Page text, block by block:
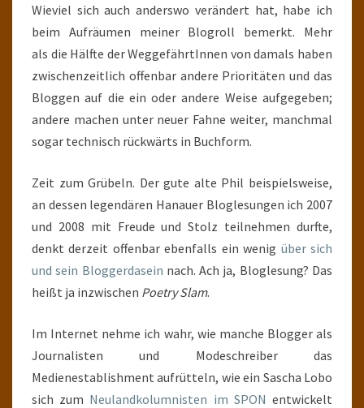
Wieviel sich auch anderswo verändert hat, habe ich
beim Aufräumen meiner Blogroll bemerkt. Mehr
als die Hälfte der WeggefährtInnen von damals haben
zwischenzeitlich offenbar andere Prioritäten und das
Bloggen auf die ein oder andere Weise aufgegeben;
andere machen unter neuer Fahne weiter, manchmal
sogar technisch rückwärts in Buchform.
Zeit zum Grübeln. Der gute alte Phil beispielsweise,
an dessen legendären Hanauer Bloglesungen ich 2007
und 2008 mit Freude und Stolz teilnehmen durfte,
denkt derzeit offenbar ebenfalls ein wenig über sich
und sein Bloggerdasein nach. Ach ja, Bloglesung? Das
heißt ja inzwischen Poetry Slam.
Im Internet nehme ich wahr, wie manche Blogger als
Journalisten und Modeschreiber das
Medienestablishment aufrütteln, wie ein Sascha Lobo
sich zum Neulandkolumnisten im SPONentwickelt